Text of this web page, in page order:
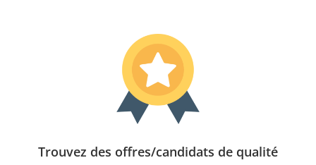
Trouvez des offres/candidats de qualité